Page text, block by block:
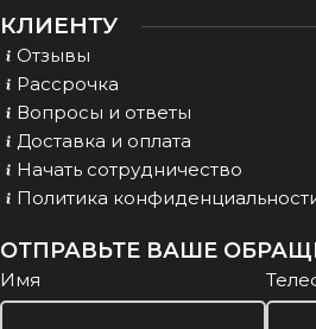
КЛИЕНТУ
Отзывы
Рассрочка
Вопросы и ответы
Доставка и оплата
Начать сотрудничество
Политика
ОТПРАВЬТЕ ВАШЕ
Имя